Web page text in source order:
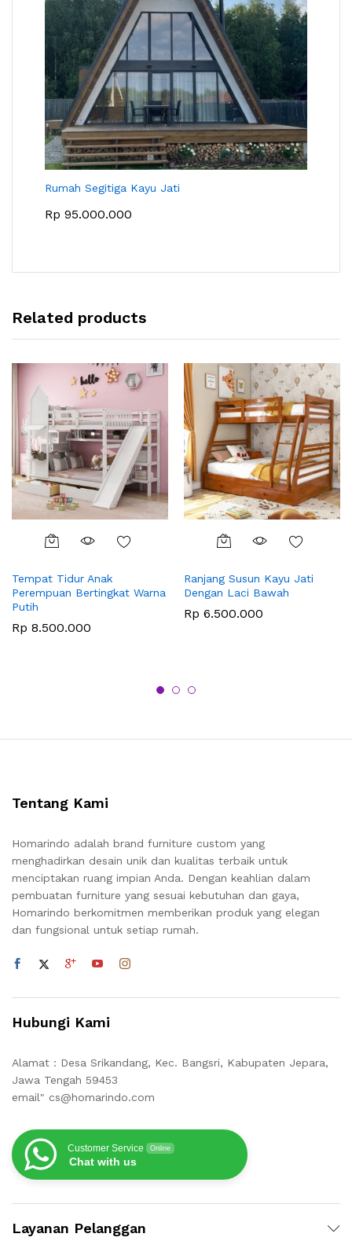
Rumah Segitiga Kayu Jati
Rp 95.000.000
Related products
Tempat Tidur Anak
Perempuan Bertingkat Warna
Putih
Rp 8.500.000
Ranjang Susun Kayu Jati
Dengan Laci Bawah
Rp 6.500.000
Tentang Kami
Homarindo adalah brand furniture custom yang
menghadirkan desain unik dan kualitas terbaik untuk
menciptakan ruang impian Anda. Dengan keahlian dalam
pembuatan furniture yang sesuai kebutuhan dan gaya,
Homarindo berkomitmen memberikan produk yang elegan
dan fungsional untuk setiap rumah.
Hubungi Kami
Alamat : Desa Srikandang, Kec. Bangsri, Kabupaten Jepara,
Jawa Tengah 59453
email" cs@homarindo.com
Customer Service Online
Chat with us
Layanan Pelanggan